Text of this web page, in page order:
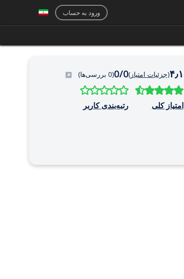
ورود به حساب
۴٫۱(جزئیات امتیاز)
امتیاز کلی
0/0(0 بررسی‌ها)
رتبه‌بندی کاربر